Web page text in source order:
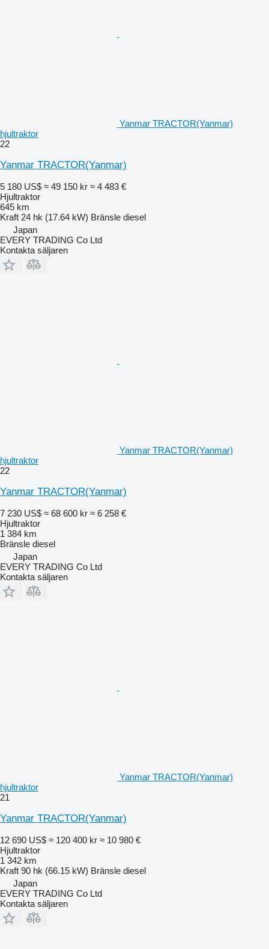
Yanmar TRACTOR(Yanmar)
hjultraktor
22
Yanmar TRACTOR(Yanmar)
5 180 US$ ≈ 49 150 kr ≈ 4 483 €
Hjultraktor
645 km
Kraft 24 hk (17.64 kW) Bränsle diesel
Japan
EVERY TRADING Co Ltd
Kontakta säljaren
Yanmar TRACTOR(Yanmar)
hjultraktor
22
Yanmar TRACTOR(Yanmar)
7 230 US$ ≈ 68 600 kr ≈ 6 258 €
Hjultraktor
1 384 km
Bränsle diesel
Japan
EVERY TRADING Co Ltd
Kontakta säljaren
Yanmar TRACTOR(Yanmar)
hjultraktor
21
Yanmar TRACTOR(Yanmar)
12 690 US$ ≈ 120 400 kr ≈ 10 980 €
Hjultraktor
1 342 km
Kraft 90 hk (66.15 kW) Bränsle diesel
Japan
EVERY TRADING Co Ltd
Kontakta säljaren